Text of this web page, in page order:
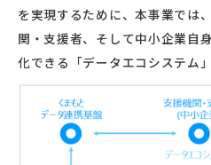
を実現するために、本事業では
関・支援者、そして中小企業自
化できる「データエコシステム